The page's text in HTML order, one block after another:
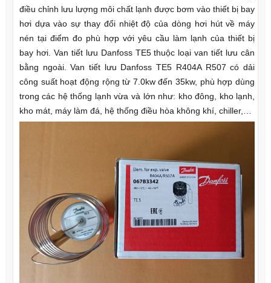
điều chỉnh lưu lượng môi chất lạnh được bơm vào thiết bị bay
hơi dựa vào sự thay đổi nhiệt độ của dòng hơi hút về máy
nén tại điểm đo phù hợp với yêu cầu làm lạnh của thiết bị
bay hơi. Van tiết lưu Danfoss TE5 thuộc loại van tiết lưu cân
bằng ngoài. Van tiết lưu Danfoss TE5 R404A R507 có dải
công suất hoạt động rộng từ 7.0kw đến 35kw, phù hợp dùng
trong các hệ thống lạnh vừa và lớn như: kho đông, kho lạnh,
kho mát, máy làm đá, hệ thống điều hòa không khí, chiller,…